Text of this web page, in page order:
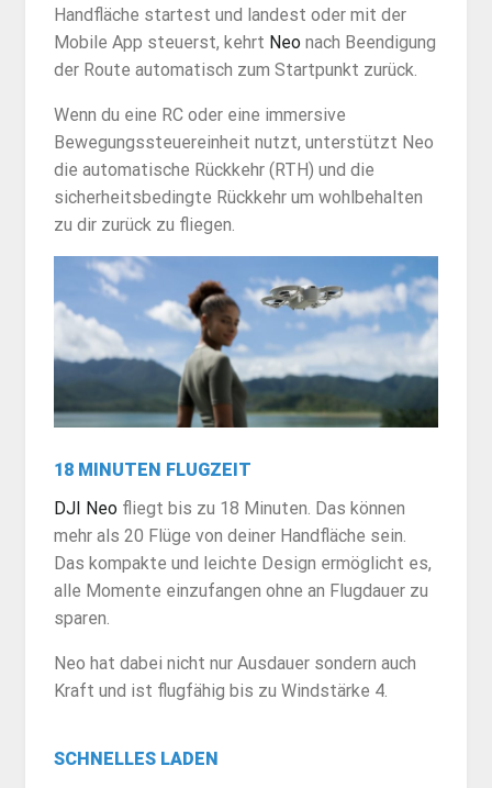
Handfläche startest und landest oder mit der
Mobile App steuerst, kehrt Neonach Beendigung
der Route automatisch zum Startpunkt zurück.
Wenn du eine RC oder eine immersive
Bewegungssteuereinheit nutzt, unterstützt Neo
die automatische Rückkehr (RTH) und die
sicherheitsbedingte Rückkehr um wohlbehalten
zu dir zurück zu fliegen.
18 MINUTEN FLUGZEIT
DJI Neofliegt bis zu 18 Minuten. Das können
mehr als 20 Flüge von deiner Handfläche sein.
Das kompakte und leichte Design ermöglicht es,
alle Momente einzufangen ohne an Flugdauer zu
sparen.
Neo hat dabei nicht nur Ausdauer sondern auch
Kraft und ist flugfähig bis zu Windstärke 4.
SCHNELLES LADEN